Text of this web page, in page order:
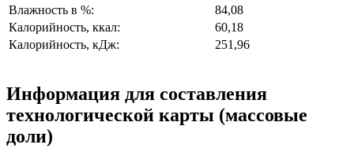
Влажность в %:
84,08
Калорийность, ккал:
60,18
Калорийность, кДж:
251,96
Информация для составления
технологической карты (массовые
доли)